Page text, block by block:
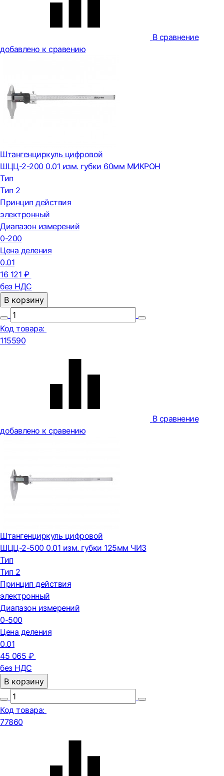
В сравнение
добавлено к сравению
Штангенциркуль цифровой
ШЦЦ-2-200 0.01 изм. губки 60мм МИКРОН
Тип
Тип 2
Принцип действия
электронный
Диапазон измерений
0-200
Цена деления
0.01
16 121 ₽
без НДС
В корзину
Код товара:
115590
В сравнение
добавлено к сравению
Штангенциркуль цифровой
ШЦЦ-2-500 0.01 изм. губки 125мм ЧИЗ
Тип
Тип 2
Принцип действия
электронный
Диапазон измерений
0-500
Цена деления
0.01
45 065 ₽
без НДС
В корзину
Код товара:
77860